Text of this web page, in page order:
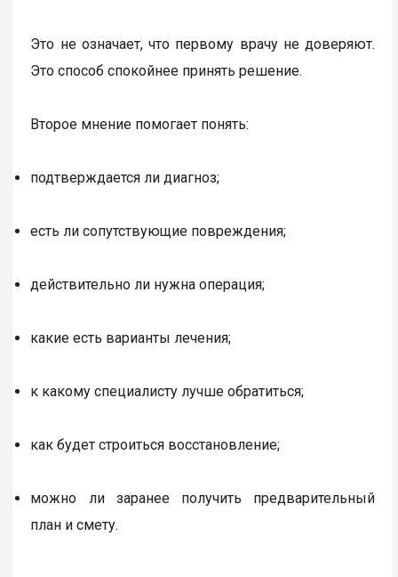
Это не означает, что первому врачу не доверяют.
Это способ спокойнее принять решение.
Второе мнение помогает понять:
подтверждается ли диагноз;
есть ли сопутствующие повреждения;
действительно ли нужна операция;
какие есть варианты лечения;
к какому специалисту лучше обратиться;
как будет строиться восстановление;
можно ли заранее получить предварительный
план и смету.